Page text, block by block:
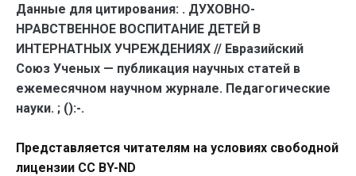
Данные для цитирования: . ДУХОВНО-
НРАВСТВЕННОЕ ВОСПИТАНИЕ ДЕТЕЙ В
ИНТЕРНАТНЫХ УЧРЕЖДЕНИЯХ // Евразийский
Союз Ученых — публикация научных статей в
ежемесячном научном журнале. Педагогические
науки. ; ():-.
Представляется читателям на условиях свободной
лицензии CC BY-ND